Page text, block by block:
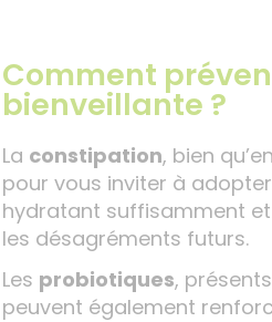
Comment
bienveillante ?
La constipation, bien
pour vous inviter à
hydratant suffisamment
les désagréments futurs.
Les probiotiques,
peuvent également